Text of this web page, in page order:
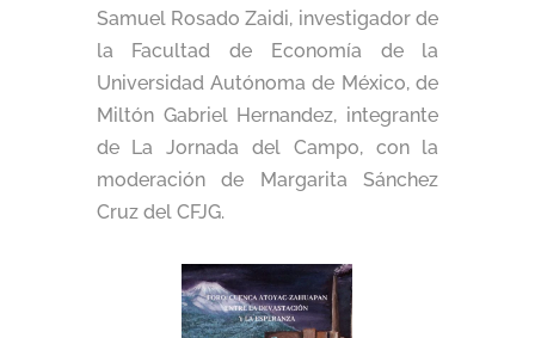
Samuel Rosado Zaidi, investigador de
la Facultad de Economía de la
Universidad Autónoma de México, de
Miltón Gabriel Hernandez, integrante
de La Jornada del Campo, con la
moderación de Margarita Sánchez
Cruz del CFJG.